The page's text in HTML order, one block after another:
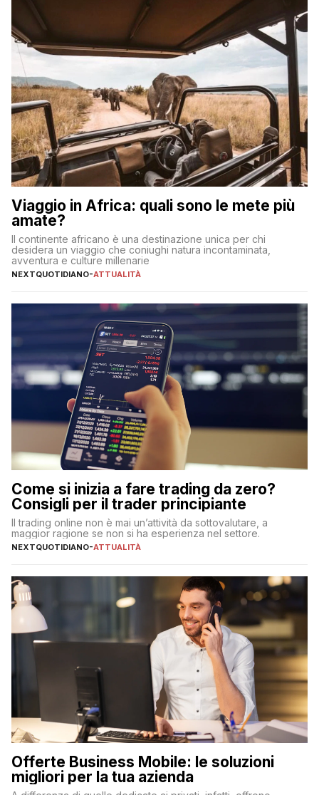
Viaggio in Africa: quali sono le mete più
amate?
Il continente africano è una destinazione unica per chi
desidera un viaggio che coniughi natura incontaminata,
avventura e culture millenarie
NEXTQUOTIDIANO-ATTUALITÀ
Come si inizia a fare trading da zero?
Consigli per il trader principiante
Il trading online non è mai un’attività da sottovalutare, a
maggior ragione se non si ha esperienza nel settore.
NEXTQUOTIDIANO-ATTUALITÀ
Offerte Business Mobile: le soluzioni
migliori per la tua azienda